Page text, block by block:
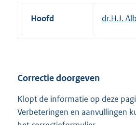
Hoofd dr.H.J.
Correctie doorgeven
Klopt de informatie op deze
Verbeteringen en aanvullingen